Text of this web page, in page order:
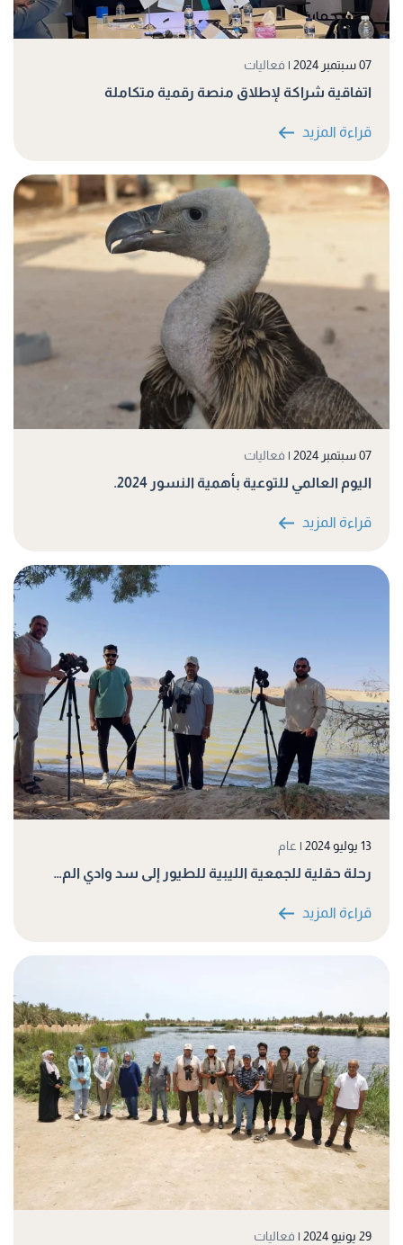
07 سبتمبر 2024 | فعاليات
اتفاقية شراكة لإطلاق منصة رقمية متكاملة
قراءة المزيد
07 سبتمبر 2024 | فعاليات
اليوم العالمي للتوعية بأهمية النسور 2024.
قراءة المزيد
13 يوليو 2024 | عام
رحلة حقلية للجمعية الليبية للطيور إلى سد وادي الم…
قراءة المزيد
29 يونيو 2024 | فعاليات